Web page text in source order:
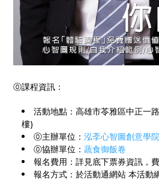
⓪課程資訊：
活動地點：高雄市苓雅區中正一
樓)
⓪主辦單位：泓斈心智圖創意學院
⓪協辦單位：蔬食御飯卷
報名費用：詳見底下票券資訊，費
報名方式：於活動通網站 本活動